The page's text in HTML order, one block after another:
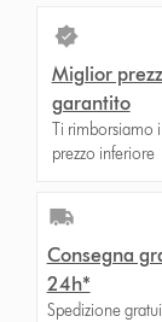
Miglior
garantito
Ti rimborsiamo
prezzo inferiore
Consegna
24h*
Spedizione